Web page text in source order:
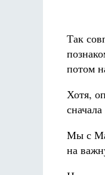
Так
потом
Хотя,
Мы с
на